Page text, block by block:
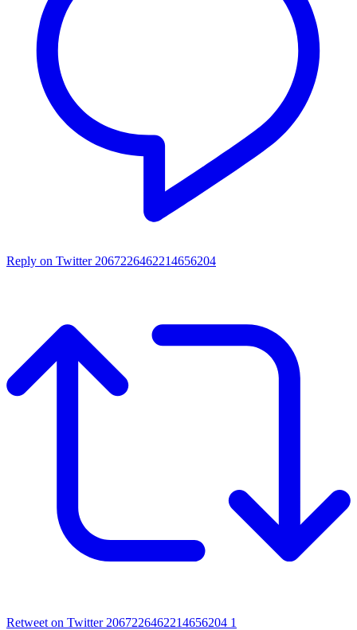
Reply on Twitter 2067226462214656204
Retweet on Twitter 2067226462214656204 1